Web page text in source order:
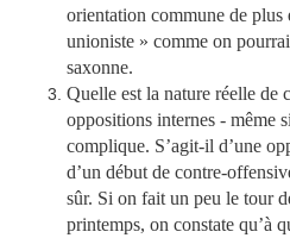
orientation commune de
unioniste » comme on
saxonne.
Quelle est la nature réelle de
oppositions internes - même
complique. S’agit-il d’une
d’un début de contre-
sûr. Si on fait un peu le tour
printemps, on constate qu’à